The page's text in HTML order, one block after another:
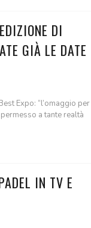
DI
GIÀ LE DATE
Expo: “l’omaggio per
a tante realtà
IN TV E